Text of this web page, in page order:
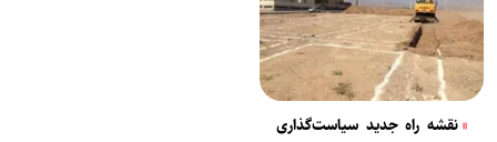
نقشه راه جدید سیاست‌گذاری